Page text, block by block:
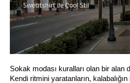
Sokak modası kuralları olan bir alan
Kendi ritmini yaratanların,